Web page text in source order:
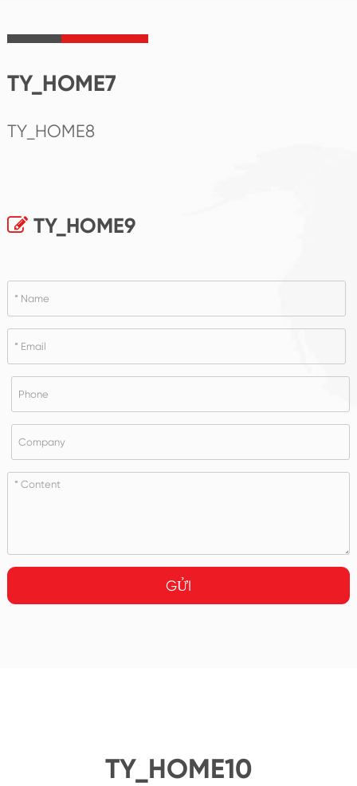
TY_HOME7
TY_HOME8
TY_HOME9
GỬI
TY_HOME10